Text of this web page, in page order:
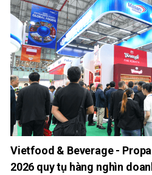
Vietfood & Beverage -
2026 quy tụ hàng nghìn